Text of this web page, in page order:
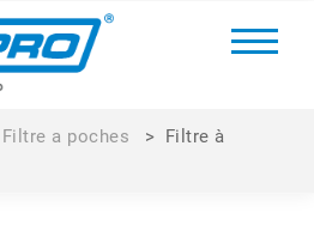
Filtre a poches > Filtre à